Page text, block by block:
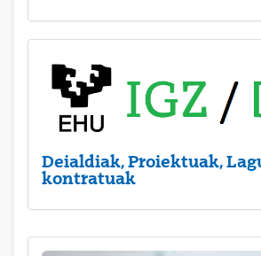
Deialdiak, Proiektuak,
kontratuak